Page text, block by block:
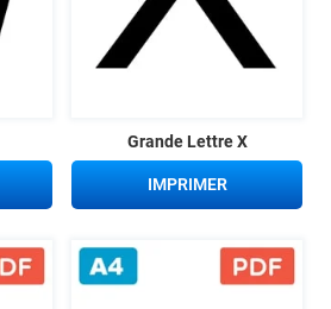
Grande Lettre X
IMPRIMER